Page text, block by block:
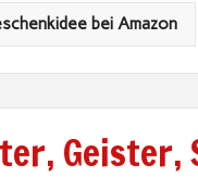
bei Amazon